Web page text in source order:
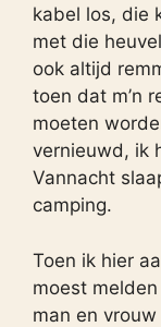
kabel los, die
met die
ook altijd
toen dat m’n
moeten
vernieuwd, ik
Vannacht
camping.
Toen ik hier
moest
man en